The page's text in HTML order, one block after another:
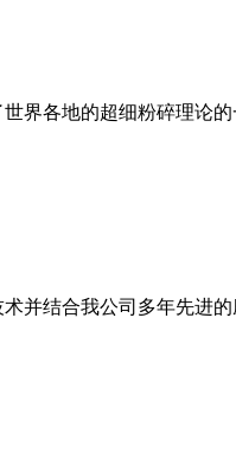
界各地的超细粉碎理论
并结合我公司多年先进